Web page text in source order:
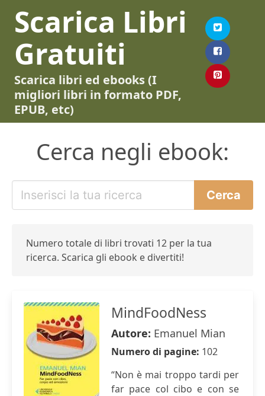
Scarica Libri
Gratuiti
Scarica libri ed ebooks (I
migliori libri in formato PDF,
EPUB, etc)
Cerca negli ebook:
Numero totale di libri trovati 12 per la tua
ricerca. Scarica gli ebook e divertiti!
MindFoodNess
Autore: Emanuel Mian
Numero di pagine: 102
“Non è mai troppo tardi per
far pace col cibo e con se